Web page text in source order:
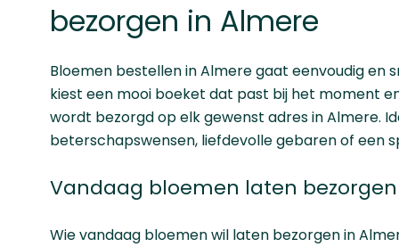
bezorgen in Almere
Bloemen bestellenin Almere gaat eenvoudig en
kiest een mooi boeket dat past bij het moment
wordt bezorgd op elk gewenst adres in Almere.
beterschapswensen, liefdevolle gebaren of een
Vandaag bloemen laten
Wie vandaag bloemen wil laten bezorgen in